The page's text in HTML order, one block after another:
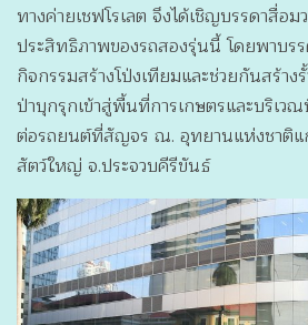
ทางค่ายเชฟโรเลต จึงได้เชิญบรรดาสื่อ
ประสิทธิภาพของรถสองรุ่นนี้ โดยพาบร
กิจกรรมสร้างโป่งเทียมและช่วยกันสร้าง
ป่าบุกรุกเข้าสู่พื้นที่การเกษตรและบริเว
ต่อรถยนต์ที่สัญจร ณ. อุทยานแห่งชาติแ
สัตว์ใหญ่ จ.ประจวบคีรีขันธ์